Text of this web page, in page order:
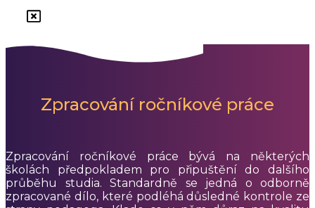
Zpracování ročníkové práce
Zpracování ročníkové práce bývá na některých
školách předpokladem pro připuštění do dalšího
průběhu studia. Standardně se jedná o odborně
zpracované dílo, které podléhá důsledné kontrole ze